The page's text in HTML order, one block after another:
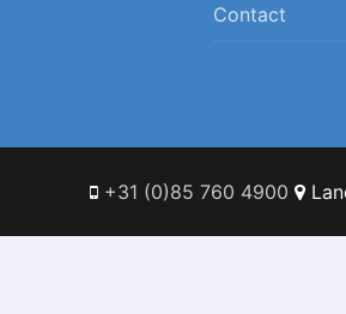
Contact
+31 (0)85 760 4900